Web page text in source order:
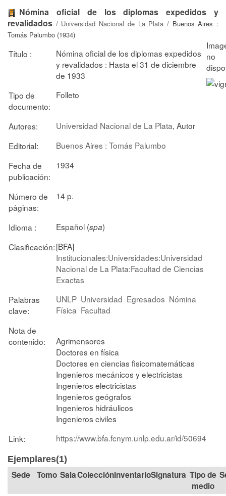
Nómina oficial de los diplomas expedidos y
revalidados / Universidad Nacional de La Plata / Buenos Aires :
Tomás Palumbo (1934)
Título :
Nómina oficial de los diplomas expedidos
y revalidados : Hasta el 31 de diciembre
de 1933
Tipo de
documento:
Folleto
Autores: Universidad Nacional de La Plata, Autor
Editorial:
Buenos Aires : Tomás Palumbo
Fecha de
publicación:
1934
Número de
páginas:
14 p.
Idioma : Español (spa)
Clasificación:[BFA]
Institucionales:Universidades:Universidad
Nacional de La Plata:Facultad de Ciencias
Exactas
Palabras
clave:
UNLP Universidad Egresados Nómina
Física Facultad
Nota de
contenido:
Agrimensores
Doctores en física
Doctores en ciencias fisicomatemáticas
Ingenieros mecánicos y electricistas
Ingenieros electricistas
Ingenieros geógrafos
Ingenieros hidráulicos
Ingenieros civiles
Link:
https://www.bfa.fcnym.unlp.edu.ar/id/50694
Ejemplares(1)
Tomo SalaColección Signatura Tipo de
medio